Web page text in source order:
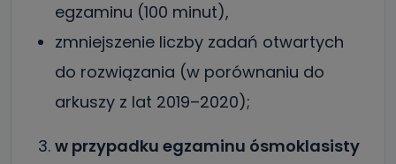
egzaminu (100 minut),
zmniejszenie liczby zadań otwartych
do rozwiązania (w porównaniu do
arkuszy z lat 2019–2020);
w przypadku egzaminu ósmoklasisty